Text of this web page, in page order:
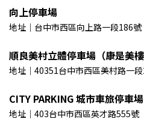
向上停車場
地址｜台中市西區向上路一段186號
順良美村立體停車場（康是美樓
地址｜40351台中市西區美村路一
CITY PARKING 城市車旅停車場
地址｜403台中市西區英才路555號